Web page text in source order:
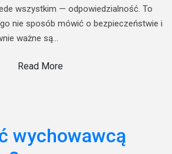
wszystkim — odpowiedzialność. To
nie sposób mówić o bezpieczeństwie i
ważne są…
Read More
wychowawcą